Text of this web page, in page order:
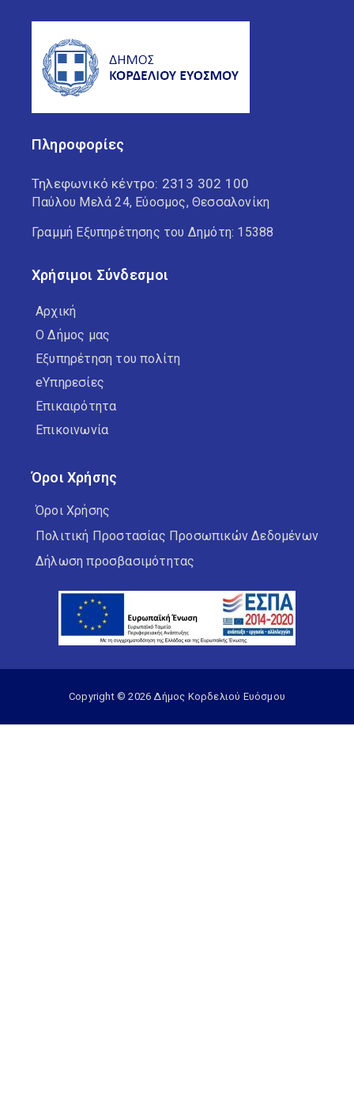
Πληροφορίες
Τηλεφωνικό κέντρο: 2313 302 100
Παύλου Μελά 24, Εύοσμος, Θεσσαλονίκη
Γραμμή Εξυπηρέτησης του Δημότη: 15388
Χρήσιμοι Σύνδεσμοι
Αρχική
Ο Δήμος μας
Εξυπηρέτηση του πολίτη
eΥπηρεσίες
Επικαιρότητα
Επικοινωνία
Όροι Χρήσης
Όροι Χρήσης
Πολιτική Προστασίας Προσωπικών Δεδομένων
Δήλωση προσβασιμότητας
Copyright © 2026 Δήμος Κορδελιού Ευόσμου